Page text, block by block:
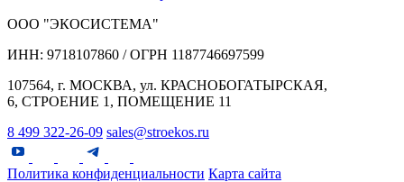
ООО "ЭКОСИСТЕМА"
ИНН: 9718107860 / ОГРН 1187746697599
107564, г. МОСКВА, ул. КРАСНОБОГАТЫРСКАЯ,
6, СТРОЕНИЕ 1, ПОМЕЩЕНИЕ 11
8 499 322-26-09 sales@stroekos.ru
Политика конфиденциальности Карта сайта